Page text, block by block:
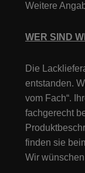
Weitere
WER SIND
Die
entstanden.
vom Fach“.
fachgerecht
finden sie
Wir